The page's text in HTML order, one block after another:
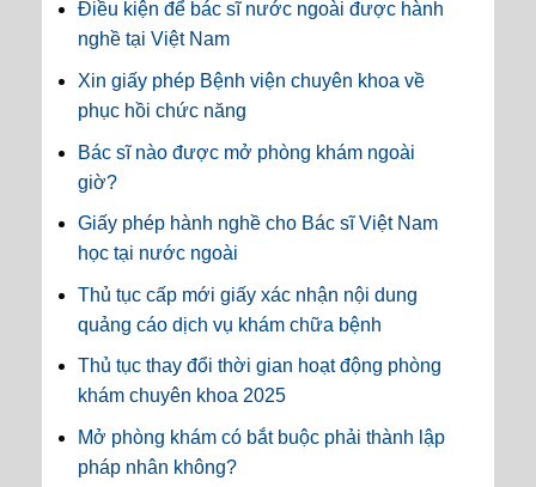
Điều kiện để bác sĩ nước ngoài được hành
nghề tại Việt Nam
Xin giấy phép Bệnh viện chuyên khoa về
phục hồi chức năng
Bác sĩ nào được mở phòng khám ngoài
giờ?
Giấy phép hành nghề cho Bác sĩ Việt Nam
học tại nước ngoài
Thủ tục cấp mới giấy xác nhận nội dung
quảng cáo dịch vụ khám chữa bệnh
Thủ tục thay đổi thời gian hoạt động phòng
khám chuyên khoa 2025
Mở phòng khám có bắt buộc phải thành lập
pháp nhân không?